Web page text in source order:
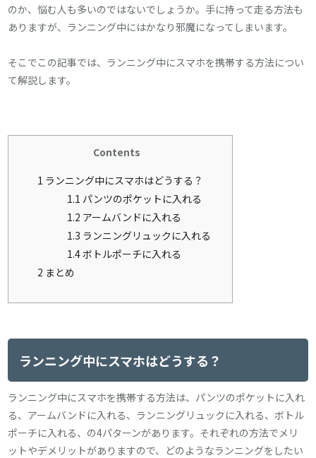
のか、悩む人も多いのではないでしょうか。手に持って走る方法も
ありますが、ランニング中にはかなり邪魔になってしまいます。
そこでこの記事では、ランニング中にスマホを携帯する方法につい
て解説します。
Contents
1 ランニング中にスマホはどうする？
1.1 パンツのポケットに入れる
1.2 アームバンドに入れる
1.3 ランニングリュックに入れる
1.4ボトルポーチに入れる
2 まとめ
ランニング中にスマホはどうする？
ランニング中にスマホを携帯する方法は、パンツのポケットに入れ
る、アームバンドに入れる、ランニングリュックに入れる、ボトル
ポーチに入れる、の4パターンがあります。それぞれの方法でメリ
ットやデメリットがありますので、どのようなランニングをしたい